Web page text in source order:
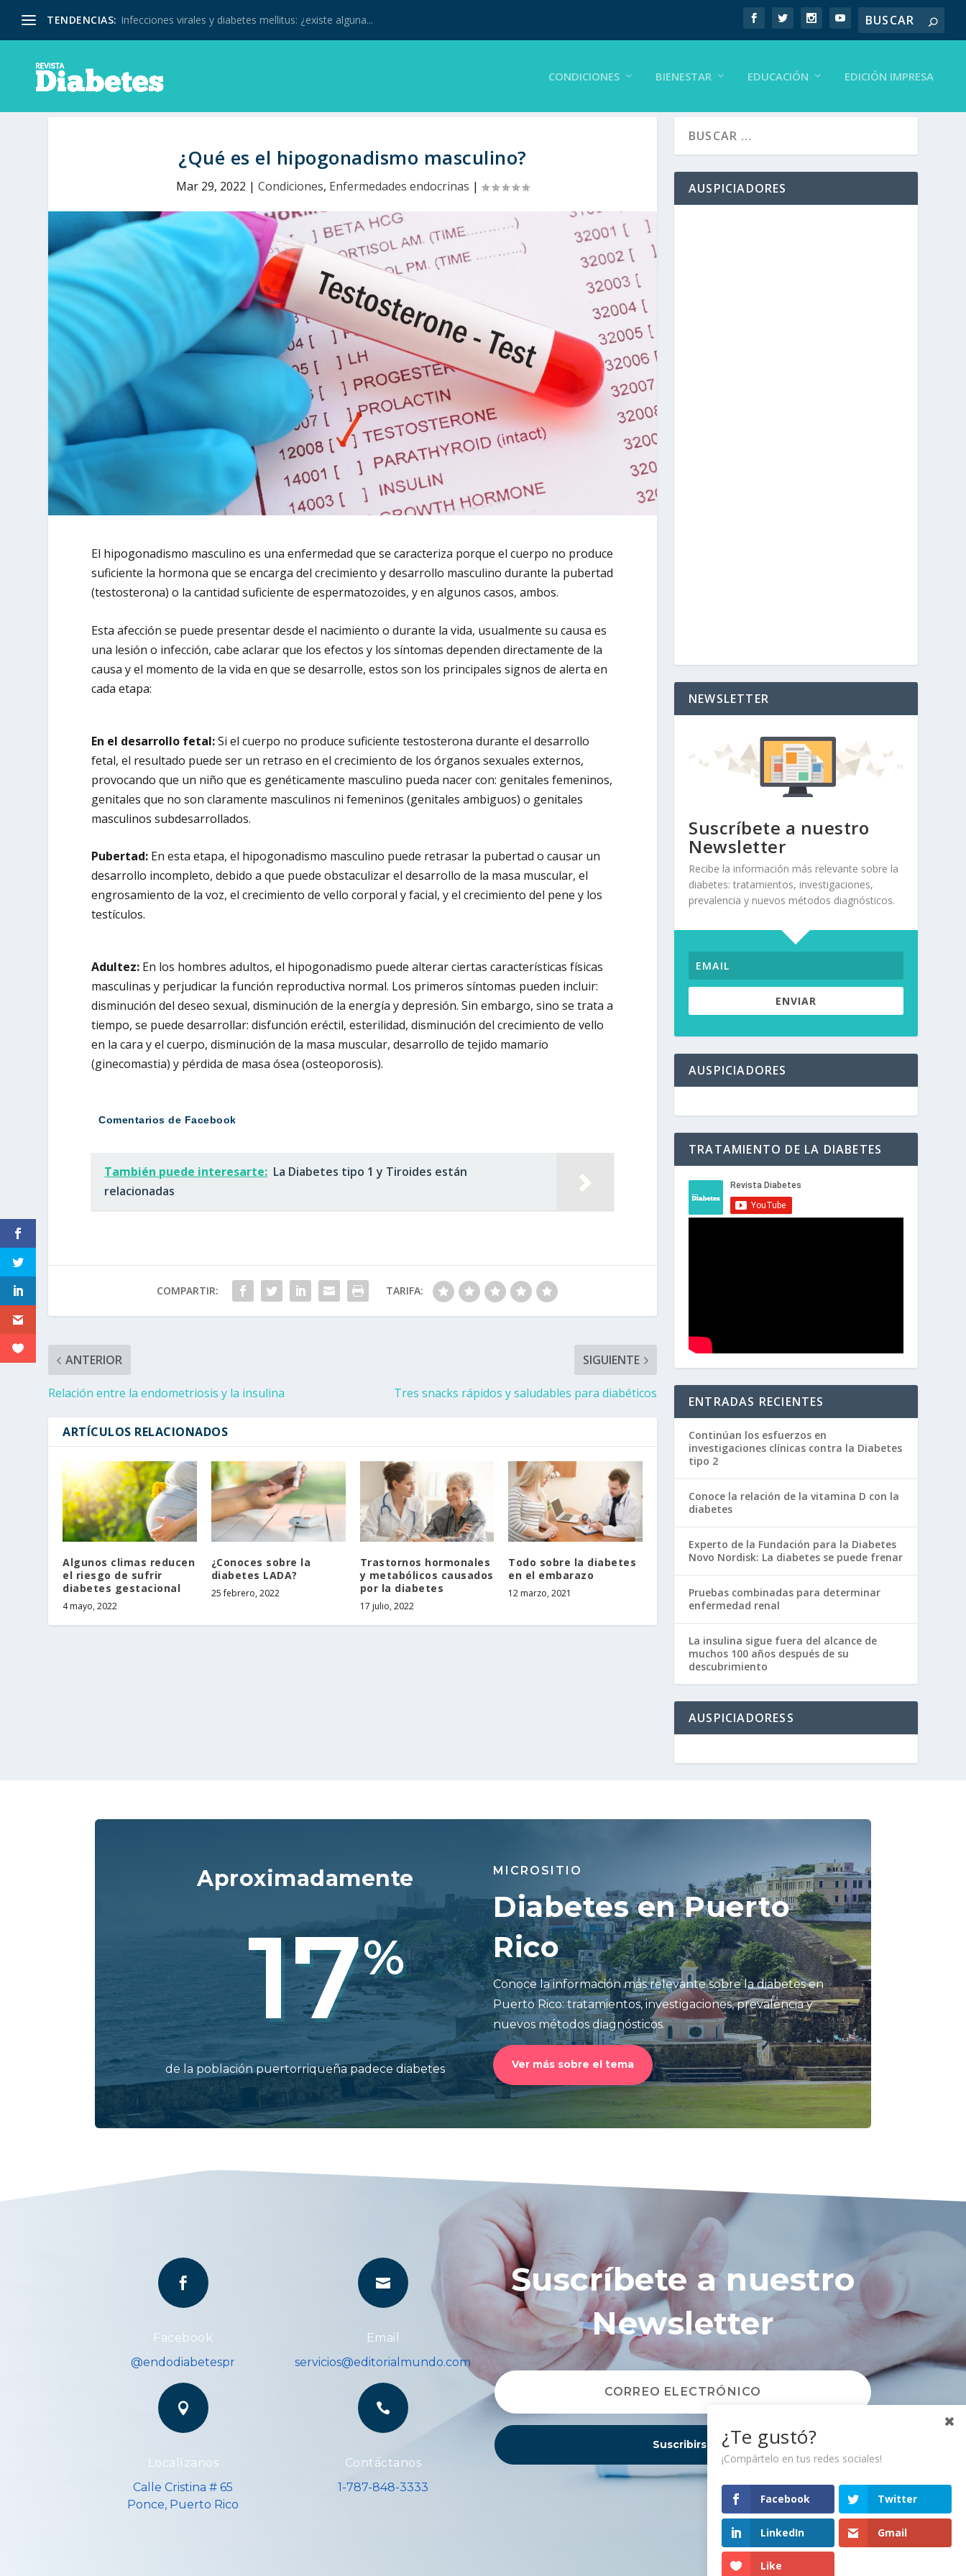
TENDENCIAS: Infecciones virales y diabetes mellitus: ¿existe alguna...
CONDICIONES BIENESTAR EDUCACIÓN EDICIÓN IMPRESA
¿Qué es el hipogonadismo masculino?
Mar 29, 2022 |Condiciones, Enfermedades endocrinas |
El hipogonadismo masculino es una enfermedad que se caracteriza porque el cuerpo no produce
suficiente la hormona que se encarga del crecimiento y desarrollo masculino durante la pubertad
(testosterona) o la cantidad suficiente de espermatozoides, y en algunos casos, ambos.
Esta afección se puede presentar desde el nacimiento o durante la vida, usualmente su causa es
una lesión o infección, cabe aclarar que los efectos y los síntomas dependen directamente de la
causa y el momento de la vida en que se desarrolle, estos son los principales signos de alerta en
cada etapa:
En el desarrollo fetal:Si el cuerpo no produce suficiente testosterona durante el desarrollo
fetal, el resultado puede ser un retraso en el crecimiento de los órganos sexuales externos,
provocando que un niño que es genéticamente masculino pueda nacer con: genitales femeninos,
genitales que no son claramente masculinos ni femeninos (genitales ambiguos) o genitales
masculinos subdesarrollados.
Pubertad: En esta etapa, el hipogonadismo masculino puede retrasar la pubertad o causar un
desarrollo incompleto, debido a que puede obstaculizar el desarrollo de la masa muscular, el
engrosamiento de la voz, el crecimiento de vello corporal y facial, y el crecimiento del pene y los
testículos.
Adultez: En los hombres adultos, el hipogonadismo puede alterar ciertas características físicas
masculinas y perjudicar la función reproductiva normal. Los primeros síntomas pueden incluir:
disminución del deseo sexual, disminución de la energía y depresión. Sin embargo, sino se trata a
tiempo, se puede desarrollar: disfunción eréctil, esterilidad, disminución del crecimiento de vello
en la cara y el cuerpo, disminución de la masa muscular, desarrollo de tejido mamario
(ginecomastia) y pérdida de masa ósea (osteoporosis).
Comentarios de Facebook
También puede interesarte: La Diabetes tipo 1 y Tiroides están
relacionadas
COMPARTIR: TARIFA:
ANTERIOR
Relación entre la endometriosis y la insulina
SIGUIENTE
Tres snacks rápidos y saludables para diabéticos
ARTÍCULOS RELACIONADOS
Algunos climas reducen
el riesgo de sufrir
diabetes gestacional
4 mayo, 2022
¿Conoces sobre la
diabetes LADA?
25 febrero, 2022
Trastornos hormonales
y metabólicos causados
por la diabetes
17 julio, 2022
Todo sobre la diabetes
en el embarazo
12 marzo, 2021
AUSPICIADORES
NEWSLETTER
Suscríbete a nuestro
Newsletter
Recibe la información más relevante sobre la
diabetes: tratamientos, investigaciones,
prevalencia y nuevos métodos diagnósticos.
ENVIAR
AUSPICIADORES
TRATAMIENTO DE LA DIABETES
ENTRADAS RECIENTES
Continúan los esfuerzos en
investigaciones clínicas contra la Diabetes
tipo 2
Conoce la relación de la vitamina D con la
diabetes
Experto de la Fundación para la Diabetes
Novo Nordisk: La diabetes se puede frenar
Pruebas combinadas para determinar
enfermedad renal
La insulina sigue fuera del alcance de
muchos 100 años después de su
descubrimiento
AUSPICIADORESS
Aproximadamente
17%
de la población puertorriqueña padece diabetes
MICROSITIO
Diabetes en Puerto
Rico
Conoce la información más relevante sobre la diabetes en
Puerto Rico: tratamientos, investigaciones, prevalencia y
nuevos métodos diagnósticos.
Ver más sobre el tema

Facebook
@endodiabetespr

Localízanos
Calle Cristina # 65
Ponce, Puerto Rico

Email
servicios@editorialmundo.com

Contáctanos
1-787-848-3333
Suscríbete a nuestro
Newsletter
Suscribirse ¿Te gustó?
¡Compártelo en tus redes sociales!
Facebook Twitter
LinkedIn Gmail
Like